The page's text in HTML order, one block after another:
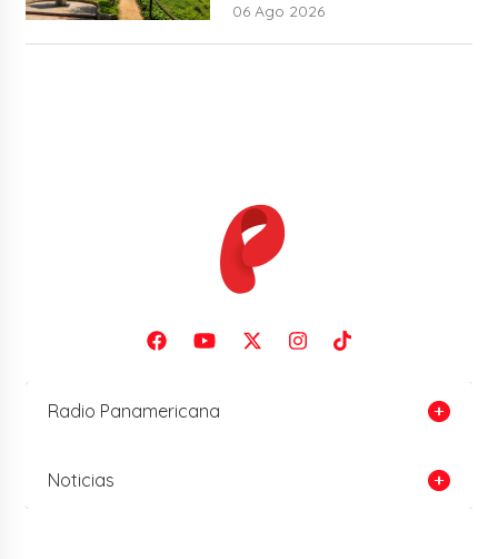
06 Ago 2026
Radio Panamericana
Noticias